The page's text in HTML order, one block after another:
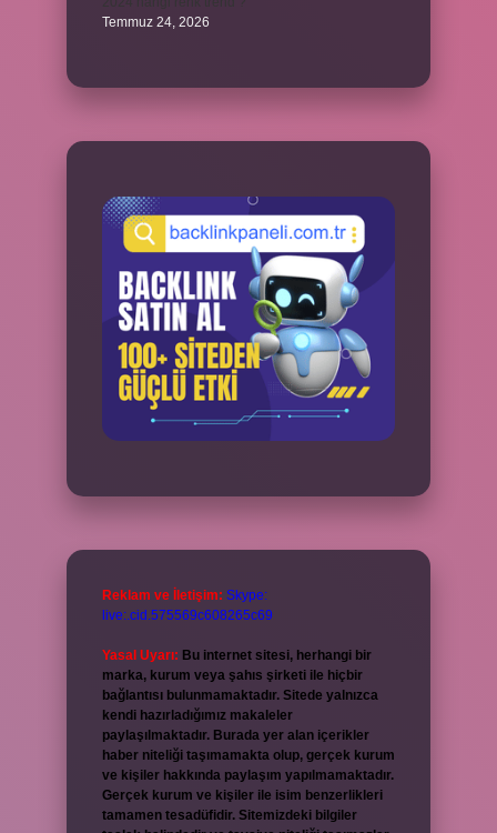
Temmuz 24, 2026
Reklam ve İletişim: Skype:
live:.cid.575569c608265c69
Yasal Uyarı: Bu internet sitesi, herhangi bir
marka, kurum veya şahıs şirketi ile hiçbir
bağlantısı bulunmamaktadır. Sitede yalnızca
kendi hazırladığımız makaleler
paylaşılmaktadır. Burada yer alan içerikler
haber niteliği taşımamakta olup, gerçek kurum
ve kişiler hakkında paylaşım yapılmamaktadır.
Gerçek kurum ve kişiler ile isim benzerlikleri
tamamen tesadüfidir. Sitemizdeki bilgiler